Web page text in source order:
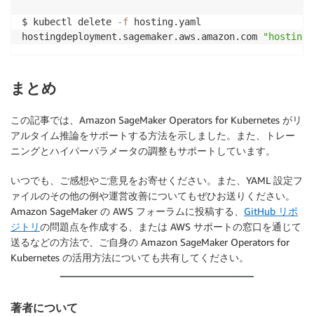
$ kubectl delete -f hosting.yaml
hostingdeployment.sagemaker.aws.amazon.com
"hosting-
まとめ
この記事では、Amazon SageMaker Operators for Kubernetes がリ
アルタイム推論をサポートする方法を示しました。また、トレー
ニングとハイパーパラメータの調整もサポートしています。
いつでも、ご感想やご意見をお寄せください。また、YAML 設定フ
ァイルのその他の例や運営改善についてもぜひお送りください。
Amazon SageMaker の AWS フォーラムに投稿する、 GitHub リポ
ジトリの問題点を作成する、または AWS サポートの窓口を通じて
送るなどの方法で、ご自身の Amazon SageMaker Operators for
Kubernetes の活用方法についても共有してください。
著者について